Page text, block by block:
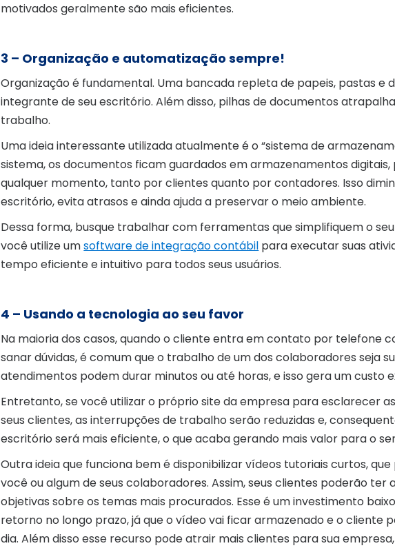
motivados geralmente são mais eficientes.
3 – Organização e automatização sempre!
Organização é fundamental. Uma bancada repleta de papeis, pastas e
integrante de seu escritório. Além disso, pilhas de documentos
trabalho.
Uma ideia interessante utilizada atualmente é o “sistema de
sistema, os documentos ficam guardados em armazenamentos
qualquer momento, tanto por clientes quanto por contadores. Isso
escritório, evita atrasos e ainda ajuda a preservar o meio ambiente.
Dessa forma, busque trabalhar com ferramentas que simplifiquem o
você utilize umsoftware de integração contábil para executar suas
tempo eficiente e intuitivo para todos seus usuários.
4 – Usando a tecnologia ao seu favor
Na maioria dos casos, quando o cliente entra em contato por telefone
sanar dúvidas, é comum que o trabalho de um dos colaboradores seja
atendimentos podem durar minutos ou até horas, e isso gera um custo
Entretanto, se você utilizar o próprio site da empresa para esclarecer
seus clientes, as interrupções de trabalho serão reduzidas e,
escritório será mais eficiente, o que acaba gerando mais valor para o
Outra ideia que funciona bem é disponibilizar vídeos tutoriais curtos,
você ou algum de seus colaboradores. Assim, seus clientes poderão ter
objetivas sobre os temas mais procurados. Esse é um investimento
retorno no longo prazo, já que o vídeo vai ficar armazenado e o cliente
dia. Além disso esse recurso pode atrair mais clientes para sua